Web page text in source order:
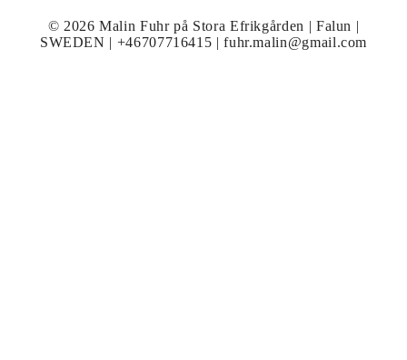
© 2026 Malin Fuhr på Stora Efrikgården | Falun |
SWEDEN | +46707716415 | fuhr.malin@gmail.com